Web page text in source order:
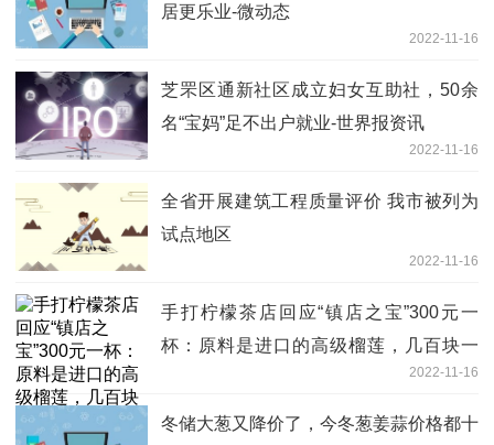
居更乐业-微动态
2022-11-16
芝罘区通新社区成立妇女互助社，50余
名“宝妈”足不出户就业-世界报资讯
2022-11-16
全省开展建筑工程质量评价 我市被列为
试点地区
2022-11-16
手打柠檬茶店回应“镇店之宝”300元一
杯：原料是进口的高级榴莲，几百块一
2022-11-16
冬储大葱又降价了，今冬葱姜蒜价格都十